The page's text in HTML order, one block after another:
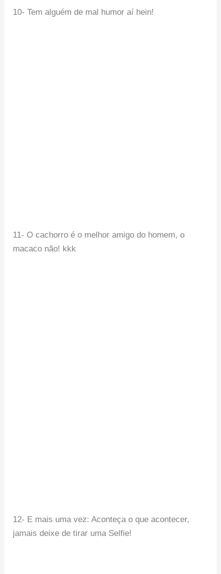
10- Tem alguém de mal humor aí hein!
11- O cachorro é o melhor amigo do homem, o
macaco não! kkk
12- E mais uma vez: Aconteça o que acontecer,
jamais deixe de tirar uma Selfie!